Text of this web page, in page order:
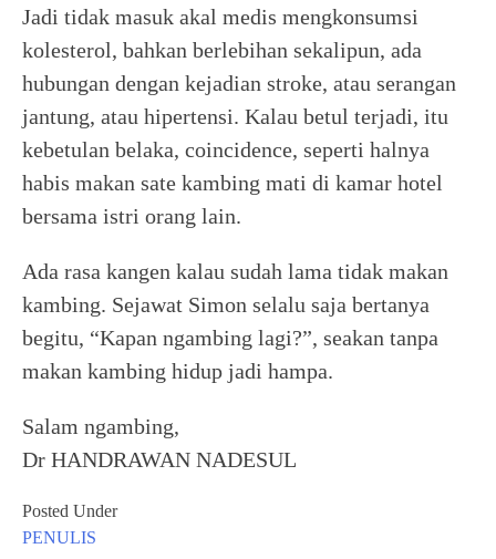
Jadi tidak masuk akal medis mengkonsumsi
kolesterol, bahkan berlebihan sekalipun, ada
hubungan dengan kejadian stroke, atau serangan
jantung, atau hipertensi. Kalau betul terjadi, itu
kebetulan belaka, coincidence, seperti halnya
habis makan sate kambing mati di kamar hotel
bersama istri orang lain.
Ada rasa kangen kalau sudah lama tidak makan
kambing. Sejawat Simon selalu saja bertanya
begitu, “Kapan ngambing lagi?”, seakan tanpa
makan kambing hidup jadi hampa.
Salam ngambing,
Dr HANDRAWAN NADESUL
Posted Under
PENULIS